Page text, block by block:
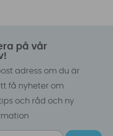
på vår
adress om du är
få nyheter om
och råd och ny